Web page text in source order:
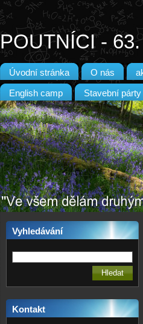
POUTNÍCI -
Úvodní stránka O nás
English camp Stavební párty
Vyhledávání
Kontakt